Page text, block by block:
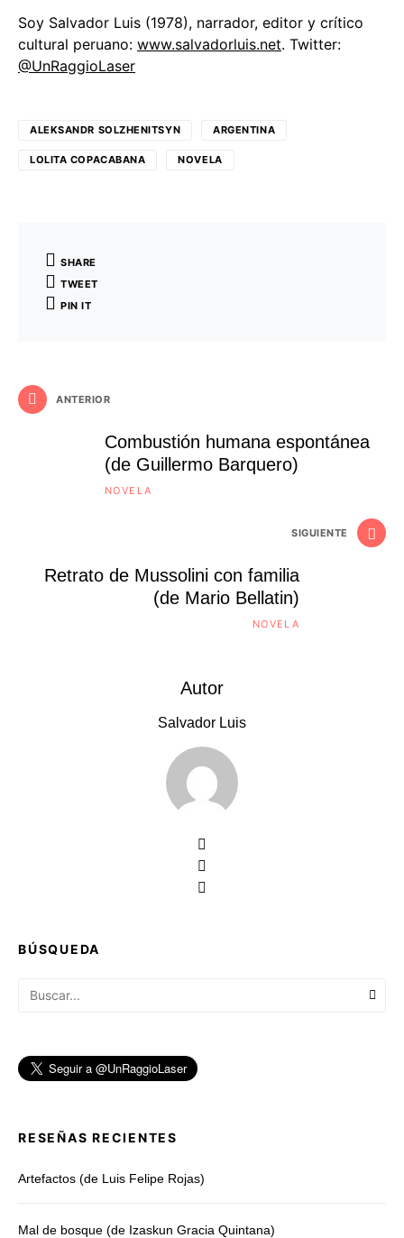
Soy Salvador Luis (1978), narrador, editor y crítico
cultural peruano: www.salvadorluis.net. Twitter:
@UnRaggioLaser
ALEKSANDR SOLZHENITSYN ARGENTINA
LOLITA COPACABANA NOVELA
SHARE
TWEET
PIN IT
ANTERIOR
Combustión humana espontánea
(de Guillermo Barquero)
NOVELA
SIGUIENTE
Retrato de Mussolini con familia
(de Mario Bellatin)
NOVELA
Autor
Salvador Luis
BÚSQUEDA
RESEÑAS RECIENTES
Artefactos (de Luis Felipe Rojas)
Mal de bosque (de Izaskun Gracia Quintana)